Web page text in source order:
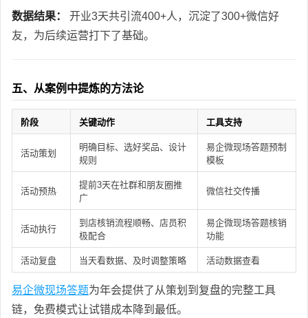
数据结果：
开业3天共引流400+人，沉淀了300+微信好
友，为后续运营打下了基础。
五、从案例中提炼的方法论
阶段 关键动作 工具支持
活动策划
明确目标、选好奖品、设计
规则
易企微现场答题预制
模板
活动预热
提前3天在社群和朋友圈推
广
微信社交传播
活动执行
到店核销流程顺畅、店员积
极配合
易企微现场答题核销
功能
活动复盘 当天看数据、及时调整策略 活动数据查看
易企微现场答题为年会提供了从策划到复盘的完整工具
链，免费模式让试错成本降到最低。